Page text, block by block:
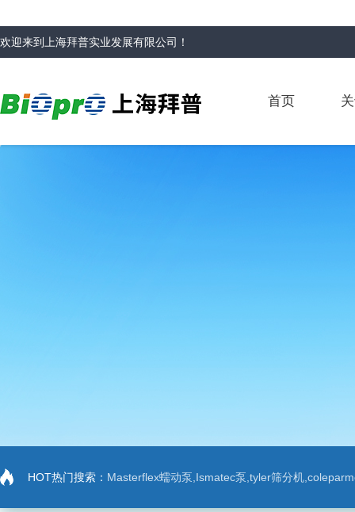
欢迎来到 上海拜普实业发展有限公司 ！
首页
HOT热门搜索： Masterflex蠕动泵,Ismatec泵,tyler筛分机,coleparmer,注射